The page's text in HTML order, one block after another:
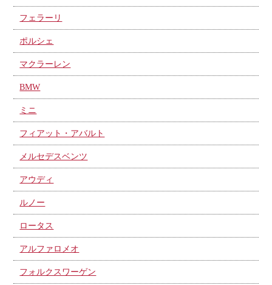
フェラーリ
ポルシェ
マクラーレン
BMW
ミニ
フィアット・アバルト
メルセデスベンツ
アウディ
ルノー
ロータス
アルファロメオ
フォルクスワーゲン